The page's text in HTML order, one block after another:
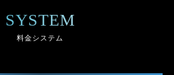
SYSTEM
料金システム